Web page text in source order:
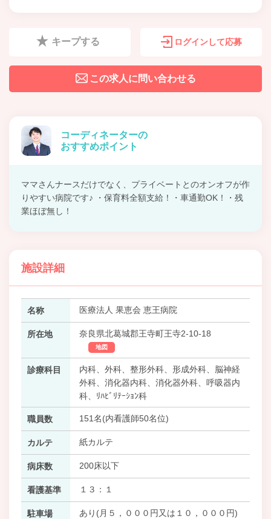
キープする ログインして応募
この求人に問い合わせる
コーディネーターの
おすすめポイント
ママさんナースだけでなく、プライベートとのオンオフが作
りやすい病院です♪ ・保育料全額支給！・車通勤OK！・残
業ほぼ無し！
施設詳細
名称 医療法人 果恵会 恵王病院
所在地 奈良県北葛城郡王寺町王寺2-10-18
地図
診療科目
内科、外科、整形外科、形成外科、脳神経
外科、消化器内科、消化器外科、呼吸器内
科、ﾘﾊﾋﾞﾘﾃｰｼｮﾝ科
職員数 151名(内看護師50名位)
カルテ 紙カルテ
病床数 200床以下
看護基準 １３：１
駐車場 あり(月５，０００円又は１０，０００円)